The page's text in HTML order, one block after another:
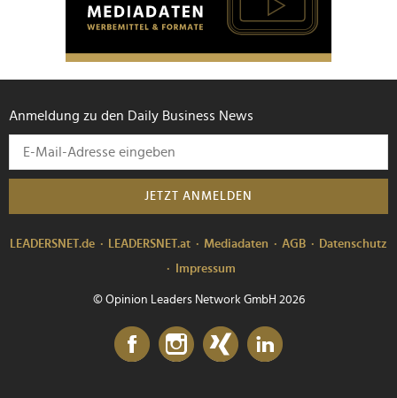
Anmeldung zu den Daily Business News
JETZT ANMELDEN
LEADERSNET.de LEADERSNET.at Mediadaten AGB
Datenschutz
Impressum
© Opinion Leaders Network GmbH 2026